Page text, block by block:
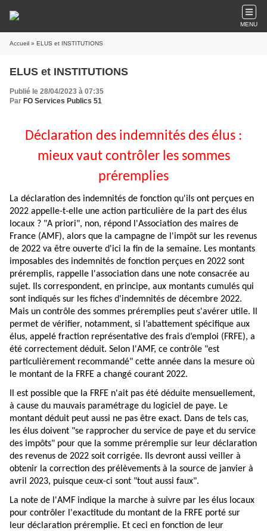
MENU
Accueil » ELUS et INSTITUTIONS
ELUS et INSTITUTIONS
Publié le 28/04/2023 à 07:35
Par FO Services Publics 51
Déclaration des indemnités des élus :
mieux vaut contrôler les sommes
préremplies
La déclaration des indemnités de fonction qu'ils ont perçues en
2022 appelle-t-elle une action particulière de la part des élus
locaux ? "A priori", non, répond l'Association des maires de
France (AMF), alors que la campagne de l'impôt sur les revenus
de 2022 va être ouverte d'ici la fin de la semaine. Les montants
imposables des indemnités de fonction perçues en 2022 sont
préremplis, rappelle l'association dans une note consacrée au
sujet. Ils correspondent, en principe, aux montants cumulés qui
sont indiqués sur les fiches d'indemnités de décembre 2022.
Mais un contrôle des sommes préremplies peut s'avérer utile. Il
permet de vérifier, notamment, si l’abattement spécifique aux
élus, appelé fraction représentative des frais d’emploi (FRFE), a
été correctement déduit. Selon l'AMF, ce contrôle "est
particulièrement recommandé" cette année dans la mesure où
le montant de la FRFE a changé courant 2022.
Il est possible que la FRFE n'ait pas été déduite mensuellement,
à cause du mauvais paramétrage du logiciel de paye. Le
montant déduit peut aussi ne pas être exact. Dans de tels cas,
les élus doivent "se rapprocher du service de paye et du service
des impôts" pour que la somme préremplie sur leur déclaration
des revenus de 2022 soit corrigée. Ils devront aussi veiller à
obtenir la correction des prélèvements à la source de janvier à
avril 2023, puisque ceux-ci sont "tout aussi faux".
La note de l'AMF indique la marche à suivre par les élus locaux
pour contrôler l'exactitude du montant de la FRFE porté sur
leur déclaration préremplie. Et ceci en fonction de leur